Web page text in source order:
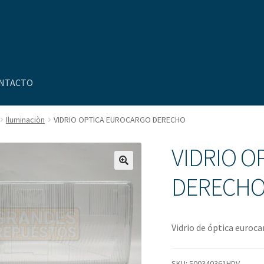
NosotrosNovedades
Iluminaciòn VIDRIO OPTICA EUROCARGO DERECHO
VIDRIO
Vidrio de óptica